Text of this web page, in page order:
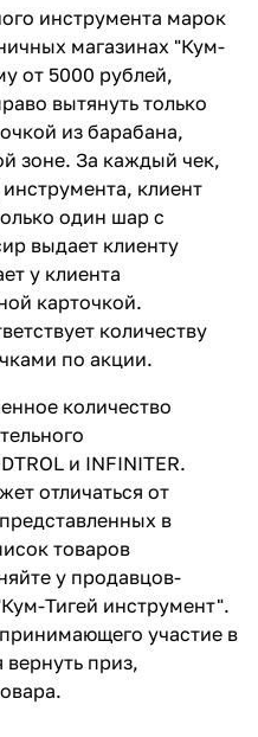
инструмента марок
магазинах "Кум-
от 5000 рублей,
вытянуть только
из барабана,
зоне. За каждый чек,
клиент
один шар с
выдает клиенту
у клиента
карточкой.
количеству
по акции.
количество
и INFINITER.
отличаться от
в
товаров
у продавцов-
Тигей инструмент".
участие в
вернуть приз,